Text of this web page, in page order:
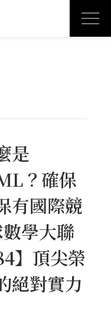
是
？確保
有國際競
學大聯
】頂尖榮
絕對實力